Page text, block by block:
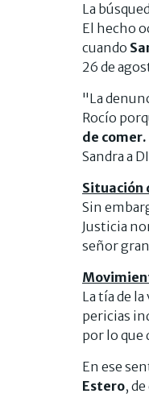
La
El hecho
cuando
26 de
"La
Rocío
de comer.
Sandra a
Situación
Sin
Justicia
señor
La tía de
pericias
por lo que
En ese
Estero,